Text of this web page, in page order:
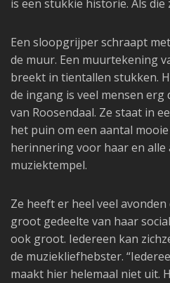
is een stukkie historie. Als
Een sloopgrijper schraapt
de muur. Een muurtekening
breekt in tientallen stukken.
de ingang is veel mensen
van Roosendaal. Ze staat in
het puin om een aantal
herinnering voor haar en
muziektempel.
Ze heeft er heel veel
groot gedeelte van haar
ook groot. Iedereen kan
de muziekliefhebster.
maakt hier helemaal niet uit.